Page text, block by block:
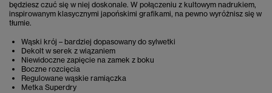
będziesz czuć się w niej doskonale. W połączeniu z kultowym nadrukiem,
inspirowanym klasycznymi japońskimi grafikami, na pewno wyróżnisz się w
tłumie.
Wąski krój – bardziej dopasowany do sylwetki
Dekolt w serek z wiązaniem
Niewidoczne zapięcie na zamek z boku
Boczne rozcięcia
Regulowane wąskie ramiączka
Metka Superdry